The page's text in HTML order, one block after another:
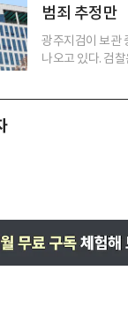
범죄 추정만
광주지검이 보관
나오고 있다. 검